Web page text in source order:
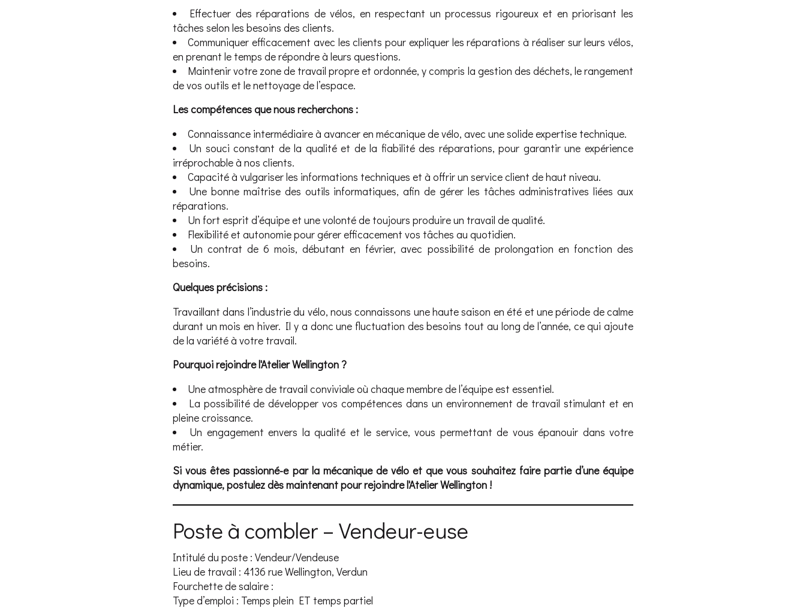
Effectuer des réparations de vélos, en respectant un processus rigoureux et en priorisant les
tâches selon les besoins des clients.
Communiquer efficacement avec les clients pour expliquer les réparations à réaliser sur leurs vélos,
en prenant le temps de répondre à leurs questions.
Maintenir votre zone de travail propre et ordonnée, y compris la gestion des déchets, le rangement
de vos outils et le nettoyage de l’espace.
Les compétences que nous recherchons :
Connaissance intermédiaire à avancer en mécanique de vélo, avec une solide expertise technique.
Un souci constant de la qualité et de la fiabilité des réparations, pour garantir une expérience
irréprochable à nos clients.
Capacité à vulgariser les informations techniques et à offrir un service client de haut niveau.
Une bonne maîtrise des outils informatiques, afin de gérer les tâches administratives liées aux
réparations.
Un fort esprit d’équipe et une volonté de toujours produire un travail de qualité.
Flexibilité et autonomie pour gérer efficacement vos tâches au quotidien.
Un contrat de 6 mois, débutant en février, avec possibilité de prolongation en fonction des
besoins.
Quelques précisions :
Travaillant dans l’industrie du vélo, nous connaissons une haute saison en été et une période de calme
durant un mois en hiver. Il y a donc une fluctuation des besoins tout au long de l’année, ce qui ajoute
de la variété à votre travail.
Pourquoi rejoindre l'Atelier Wellington ?
Une atmosphère de travail conviviale où chaque membre de l’équipe est essentiel.
La possibilité de développer vos compétences dans un environnement de travail stimulant et en
pleine croissance.
Un engagement envers la qualité et le service, vous permettant de vous épanouir dans votre
métier.
Si vous êtes passionné-e par la mécanique de vélo et que vous souhaitez faire partie d’une équipe
dynamique, postulez dès maintenant pour rejoindre l'Atelier Wellington !
Poste à combler – Vendeur-euse
Intitulé du poste : Vendeur/Vendeuse
Lieu de travail : 4136 rue Wellington, Verdun
Fourchette de salaire :
Type d’emploi : Temps plein ET temps partiel